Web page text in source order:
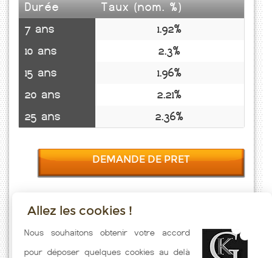
Durée
Taux (nom. %)
7 ans
1.92%
10 ans
2.3%
15 ans
1.96%
20 ans
2.21%
25 ans
2.36%
DEMANDE DE PRET
Taux emprunt actualisés (La Chapelle St Laurent) toutes les semaines.
Taux Immobilier pratiqués par nos partenaires bancaires. Meilleur
Taux hors assurance. Taux crédit immobilier indicatif fonction des
Allez les cookies !
Nous souhaitons obtenir votre accord
pour déposer quelques cookies au delà